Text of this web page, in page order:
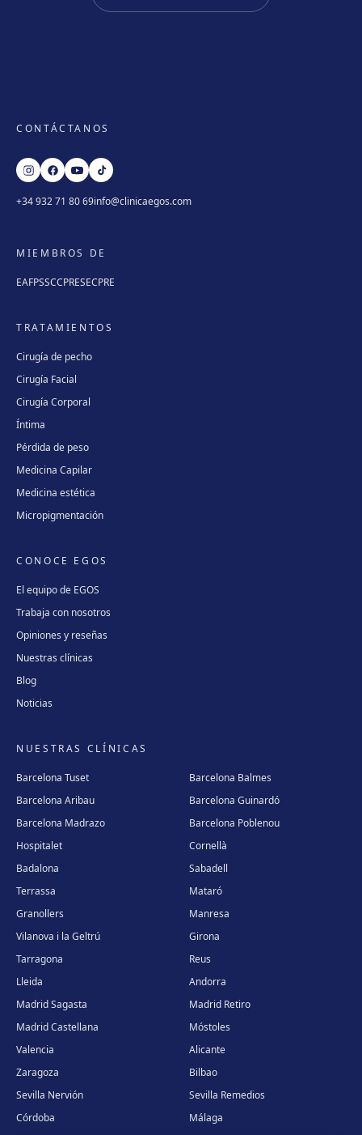
CONTÁCTANOS
+34 932 71 80 69info@clinicaegos.com
MIEMBROS DE
EAFPSSCCPRESECPRE
TRATAMIENTOS
Cirugía de pecho
Cirugía Facial
Cirugía Corporal
Íntima
Pérdida de peso
Medicina Capilar
Medicina estética
Micropigmentación
CONOCE EGOS
El equipo de EGOS
Trabaja con nosotros
Opiniones y reseñas
Nuestras clínicas
Blog
Noticias
NUESTRAS CLÍNICAS
Barcelona Tuset
Barcelona Balmes
Barcelona Aribau
Barcelona Guinardó
Barcelona Madrazo
Barcelona Poblenou
Hospitalet
Cornellà
Badalona
Sabadell
Terrassa
Mataró
Granollers
Manresa
Vilanova i la Geltrú
Girona
Tarragona
Reus
Lleida
Andorra
Madrid Sagasta
Madrid Retiro
Madrid Castellana
Móstoles
Valencia
Alicante
Zaragoza
Bilbao
Sevilla Nervión
Sevilla Remedios
Córdoba
Málaga